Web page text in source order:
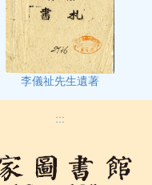
李儀祉先生遺著
:::